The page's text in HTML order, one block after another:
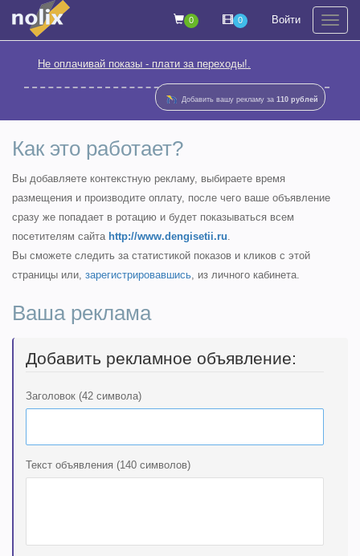
0 0 Войти
Не оплачивай показы - плати за переходы!.
Добавить вашу рекламу за110 рублей
Как это работает?
Вы добавляете контекстную рекламу, выбираете время
размещения и производите оплату, после чего ваше объявление
сразу же попадает в ротацию и будет показываться всем
посетителям сайта http://www.dengisetii.ru.
Вы сможете следить за статистикой показов и кликов с этой
страницы или, зарегистрировавшись, из личного кабинета.
Ваша реклама
Добавить рекламное объявление:
Заголовок (42 символа)
Текст объявления (140 символов)